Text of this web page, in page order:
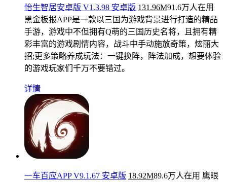
怡生智居安卓版 V1.3.98 安卓版 131.96M91.6万人在用
黑金板报APP是一款以三国为游戏背景进行打造的精品
手游，游戏中不但拥有Q萌的三国历史名将，且拥有精
彩丰富的游戏剧情内容，战斗中手动施放奇策，炫丽大
招;更多策略养成玩法：一键换阵，阵法加成，想要体验
的游戏玩家们千万不要错过。
详情
一车百应APP V9.1.67 安卓版 18.92M89.6万人在用 鹰眼